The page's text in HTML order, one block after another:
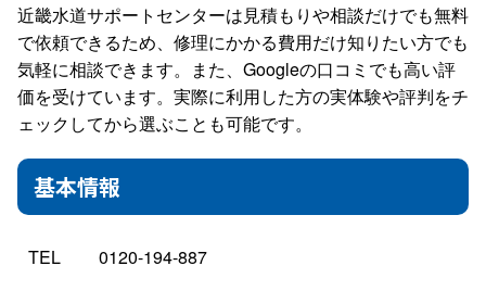
近畿水道サポートセンターは見積もりや相談だけでも無料
で依頼できるため、修理にかかる費用だけ知りたい方でも
気軽に相談できます。また、Googleの口コミでも高い評
価を受けています。実際に利用した方の実体験や評判をチ
ェックしてから選ぶことも可能です。
基本情報
TEL
0120-194-887